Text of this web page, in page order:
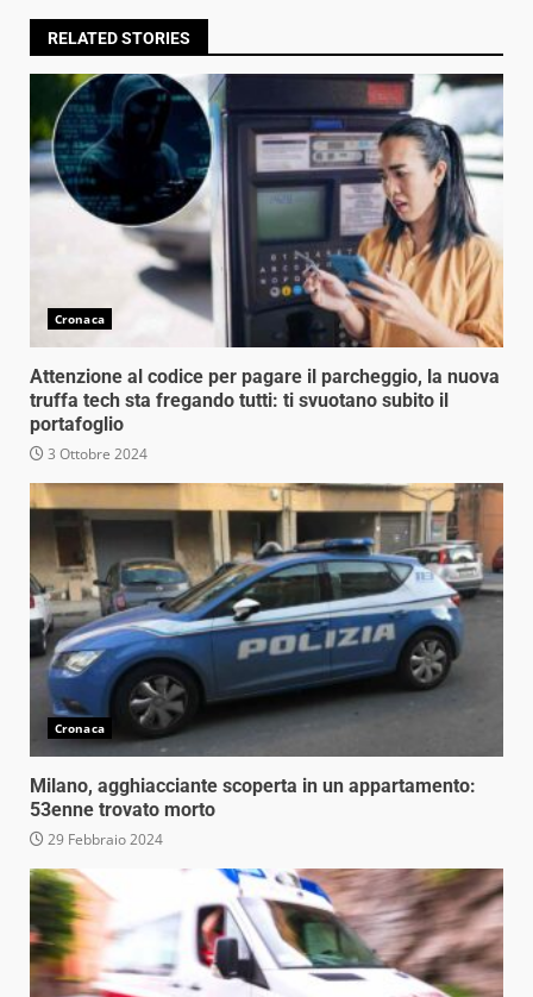
RELATED STORIES
Cronaca
Attenzione al codice per pagare il parcheggio, la nuova
truffa tech sta fregando tutti: ti svuotano subito il
portafoglio
3 Ottobre 2024
Cronaca
Milano, agghiacciante scoperta in un appartamento:
53enne trovato morto
29 Febbraio 2024